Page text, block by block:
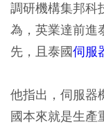
調研機構集邦科
為，英業達前進
先，且泰國伺服
他指出，伺服器
國本來就是生產